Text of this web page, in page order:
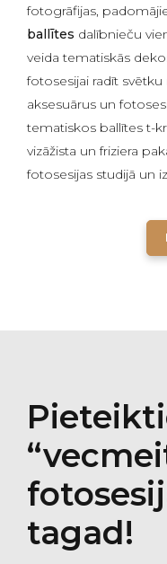
fotogrāfijas,
ballītes dalībnieču
veida tematiskās
fotosesijai radīt
aksesuārus un
tematiskos ballītes t-
vizāžista un friziera
fotosesijas studijā un
tagad!